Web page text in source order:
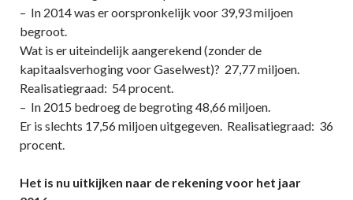
– In 2014 was er oorspronkelijk voor 39,93 miljoen
begroot.
Wat is er uiteindelijk aangerekend (zonder de
kapitaalsverhoging voor Gaselwest)? 27,77 miljoen.
Realisatiegraad: 54 procent.
– In 2015 bedroeg de begroting 48,66 miljoen.
Er is slechts 17,56 miljoen uitgegeven. Realisatiegraad: 36
procent.
Het is nu uitkijken naar de rekening voor het jaar